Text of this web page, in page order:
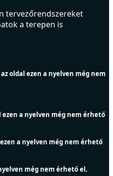
tervezőrendszereket
a terepen is
az oldal ezen a nyelven még nem
ezen a nyelven még nem érhető
ezen a nyelven még nem érhető
még nem érhető el.